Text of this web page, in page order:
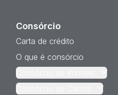
Consórcio
Carta de crédito
O que é consórcio
Consórcio de Imóveis
Consórcio de Carros